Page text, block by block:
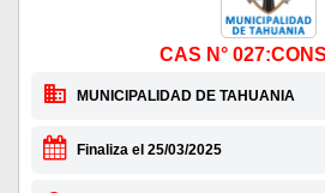
CAS N°
MUNICIPALIDAD DE TAHUANIA
Finaliza el 25/03/2025